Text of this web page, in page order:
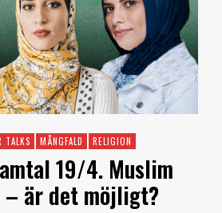
TALKS MÅNGFALD RELIGION
19/4. Muslim
är det möjligt?